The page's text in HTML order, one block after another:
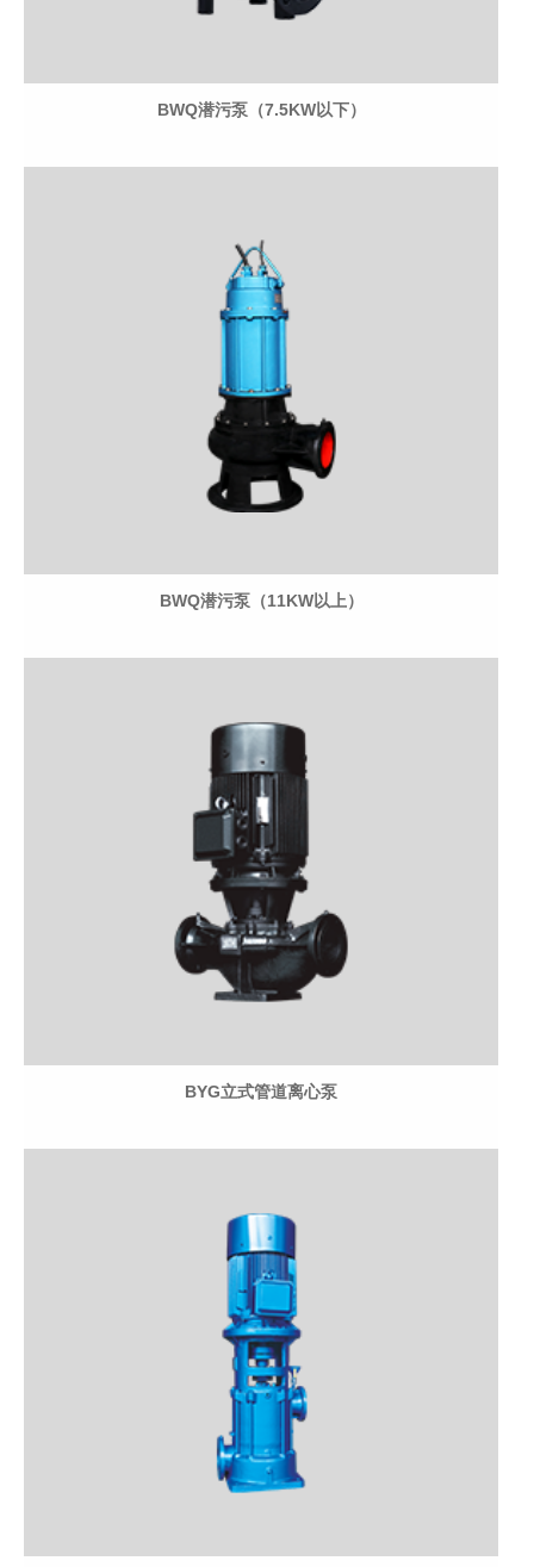
BWQ潜污泵（7.5KW以下）
BWQ潜污泵（11KW以上）
BYG立式管道离心泵